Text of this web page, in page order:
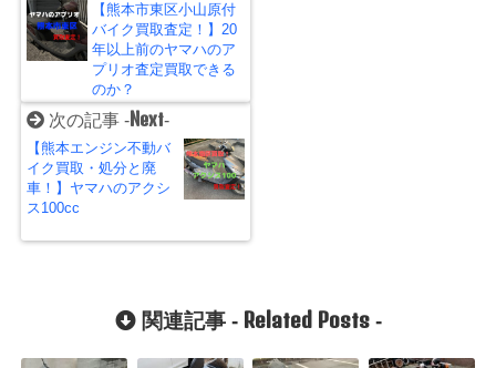
【熊本市東区小山原付
バイク買取査定！】20
年以上前のヤマハのア
プリオ査定買取できる
のか？
次の記事 - Next-
【熊本エンジン不動バ
イク買取・処分と廃
車！】ヤマハのアクシ
ス100cc
関連記事 - Related Posts-